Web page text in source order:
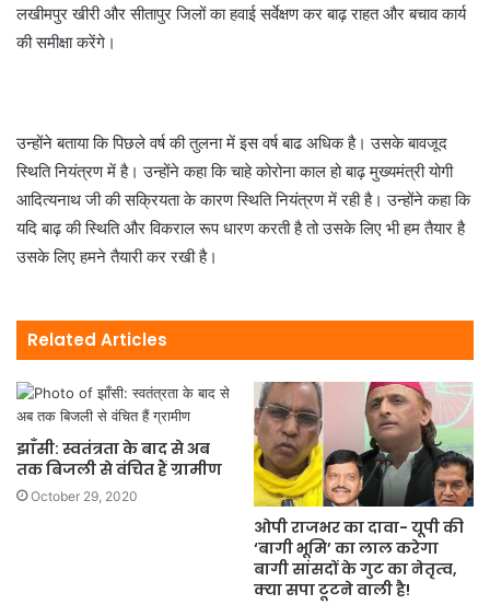
लखीमपुर खीरी और सीतापुर जिलों का हवाई सर्वेक्षण कर बाढ़ राहत और बचाव कार्य
की समीक्षा करेंगे।
उन्होंने बताया कि पिछले वर्ष की तुलना में इस वर्ष बाढ अधिक है। उसके बावजूद
स्थिति नियंत्रण में है। उन्होंने कहा कि चाहे कोरोना काल हो बाढ़ मुख्यमंत्री योगी
आदित्यनाथ जी की सक्रियता के कारण स्थिति नियंत्रण में रही है। उन्होंने कहा कि
यदि बाढ़ की स्थिति और विकराल रूप धारण करती है तो उसके लिए भी हम तैयार है
उसके लिए हमने तैयारी कर रखी है।
Related Articles
झाँसी: स्वतंत्रता के बाद से अब
तक बिजली से वंचित हैं ग्रामीण
October 29, 2020
ओपी राजभर का दावा- यूपी की
‘बागी भूमि’ का लाल करेगा
बागी सांसदों के गुट का नेतृत्‍व,
क्‍या सपा टूटने वाली है!